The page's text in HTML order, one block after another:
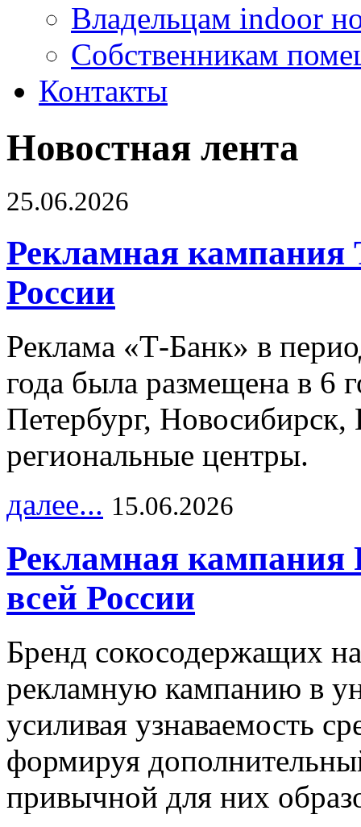
Владельцам indoor
Собственникам
Контакты
Новостная лента
25.06.2026
Рекламная кампания
России
Реклама «Т-Банк» в
года была размещена в 6
Петербург,
региональные центры.
далее... 15.06.2026
Рекламная
всей России
Бренд сокосодержащих
рекламную кампанию в
усиливая узнаваемость
формируя
привычной для них